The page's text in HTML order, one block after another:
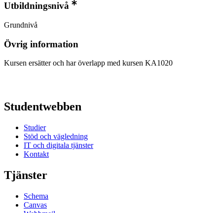
Utbildningsnivå
Grundnivå
Övrig information
Kursen ersätter och har överlapp med kursen KA1020
Studentwebben
Studier
Stöd och vägledning
IT och digitala tjänster
Kontakt
Tjänster
Schema
Canvas